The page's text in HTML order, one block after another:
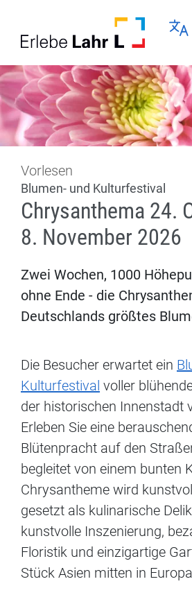
Vorlesen
Blumen- und Kulturfestival
Chrysanthema 24.
8. November 2026
Zwei Wochen, 1000
ohne Ende - die
Deutschlands größtes
Die Besucher erwartet ein
Kulturfestival voller
der historischen Innenstadt
Erleben Sie eine
Blütenpracht auf den
begleitet von einem bunten
Chrysantheme wird
gesetzt als kulinarische
kunstvolle Inszenierung,
Floristik und einzigartige
Stück Asien mitten in